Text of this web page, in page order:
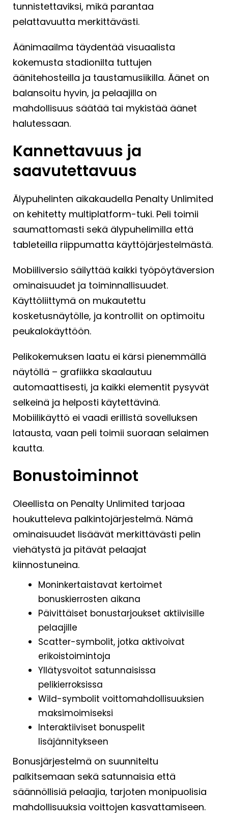
tunnistettaviksi, mikä parantaa
pelattavuutta merkittävästi.
Äänimaailma täydentää visuaalista
kokemusta stadionilta tuttujen
äänitehosteilla ja taustamusiikilla. Äänet on
balansoitu hyvin, ja pelaajilla on
mahdollisuus säätää tai mykistää äänet
halutessaan.
Kannettavuus ja
saavutettavuus
Älypuhelinten aikakaudella Penalty Unlimited
on kehitetty multiplatform-tuki. Peli toimii
saumattomasti sekä älypuhelimilla että
tableteilla riippumatta käyttöjärjestelmästä.
Mobiiliversio säilyttää kaikki työpöytäversion
ominaisuudet ja toiminnallisuudet.
Käyttöliittymä on mukautettu
kosketusnäytölle, ja kontrollit on optimoitu
peukalokäyttöön.
Pelikokemuksen laatu ei kärsi pienemmällä
näytöllä – grafiikka skaalautuu
automaattisesti, ja kaikki elementit pysyvät
selkeinä ja helposti käytettävinä.
Mobiilikäyttö ei vaadi erillistä sovelluksen
latausta, vaan peli toimii suoraan selaimen
kautta.
Bonustoiminnot
Oleellista on Penalty Unlimited tarjoaa
houkutteleva palkintojärjestelmä. Nämä
ominaisuudet lisäävät merkittävästi pelin
viehätystä ja pitävät pelaajat
kiinnostuneina.
Moninkertaistavat kertoimet
bonuskierrosten aikana
Päivittäiset bonustarjoukset aktiivisille
pelaajille
Scatter-symbolit, jotka aktivoivat
erikoistoimintoja
Yllätysvoitot satunnaisissa
pelikierroksissa
Wild-symbolit voittomahdollisuuksien
maksimoimiseksi
Interaktiiviset bonuspelit
lisäjännitykseen
Bonusjärjestelmä on suunniteltu
palkitsemaan sekä satunnaisia että
säännöllisiä pelaajia, tarjoten monipuolisia
mahdollisuuksia voittojen kasvattamiseen.